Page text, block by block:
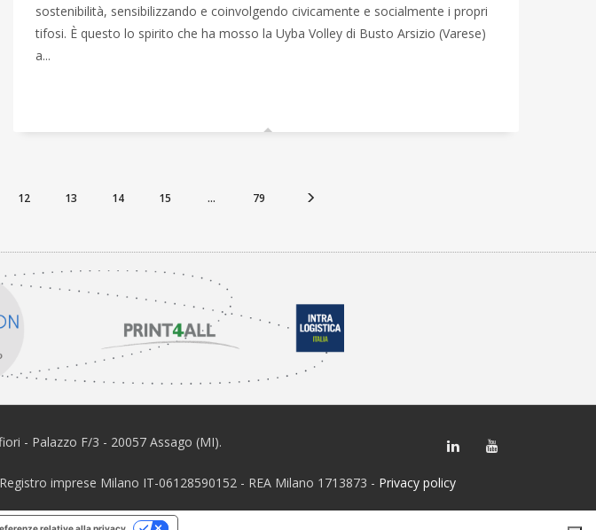
sostenibilità, sensibilizzando e coinvolgendo civicamente e socialmente i propri
tifosi. È questo lo spirito che ha mosso la Uyba Volley di Busto Arsizio (Varese)
a...
12 13 14 15 ... 79
- Palazzo F/3 - 20057 Assago (MI).
imprese Milano IT-06128590152 - REA Milano 1713873 - Privacy policy